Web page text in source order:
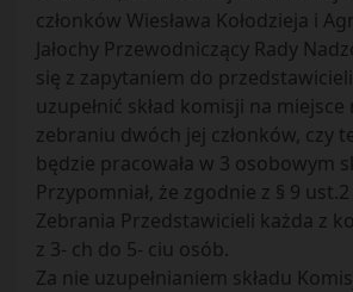
członków Wiesława Kołodzieja i
Jałochy Przewodniczący Rady
się z zapytaniem do
uzupełnić skład komisji na
zebraniu dwóch jej członków, czy
będzie pracowała w 3 osobowym
Przypomniał, że zgodnie z § 9
Zebrania Przedstawicieli każda z
z 3- ch do 5- ciu osób.
Za nie uzupełnianiem składu